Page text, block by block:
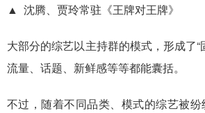
▲ 沈腾、贾玲常驻《王牌对王牌》
大部分的综艺以主持群的模式，形成了“
流量、话题、新鲜感等等都能囊括。
不过，随着不同品类、模式的综艺被